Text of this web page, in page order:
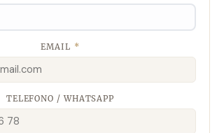
EMAIL *
TELEFONO / WHATSAPP